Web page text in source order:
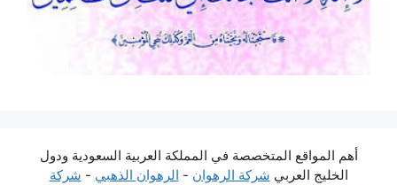
أهم المواقع المتخصصة في المملكة العربية السعودية ودول
الخليج العربي شركة الرهوان - الرهوان الذهبي - شركة